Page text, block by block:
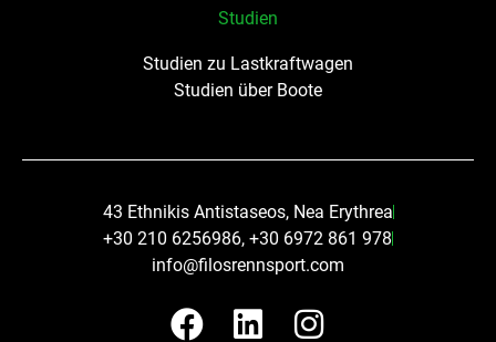
Studien
Studien zu Lastkraftwagen
Studien über Boote
43 Ethnikis Antistaseos, Nea Erythrea
+30 210 6256986, +30 6972 861 978
info@filosrennsport.com
F
L
I